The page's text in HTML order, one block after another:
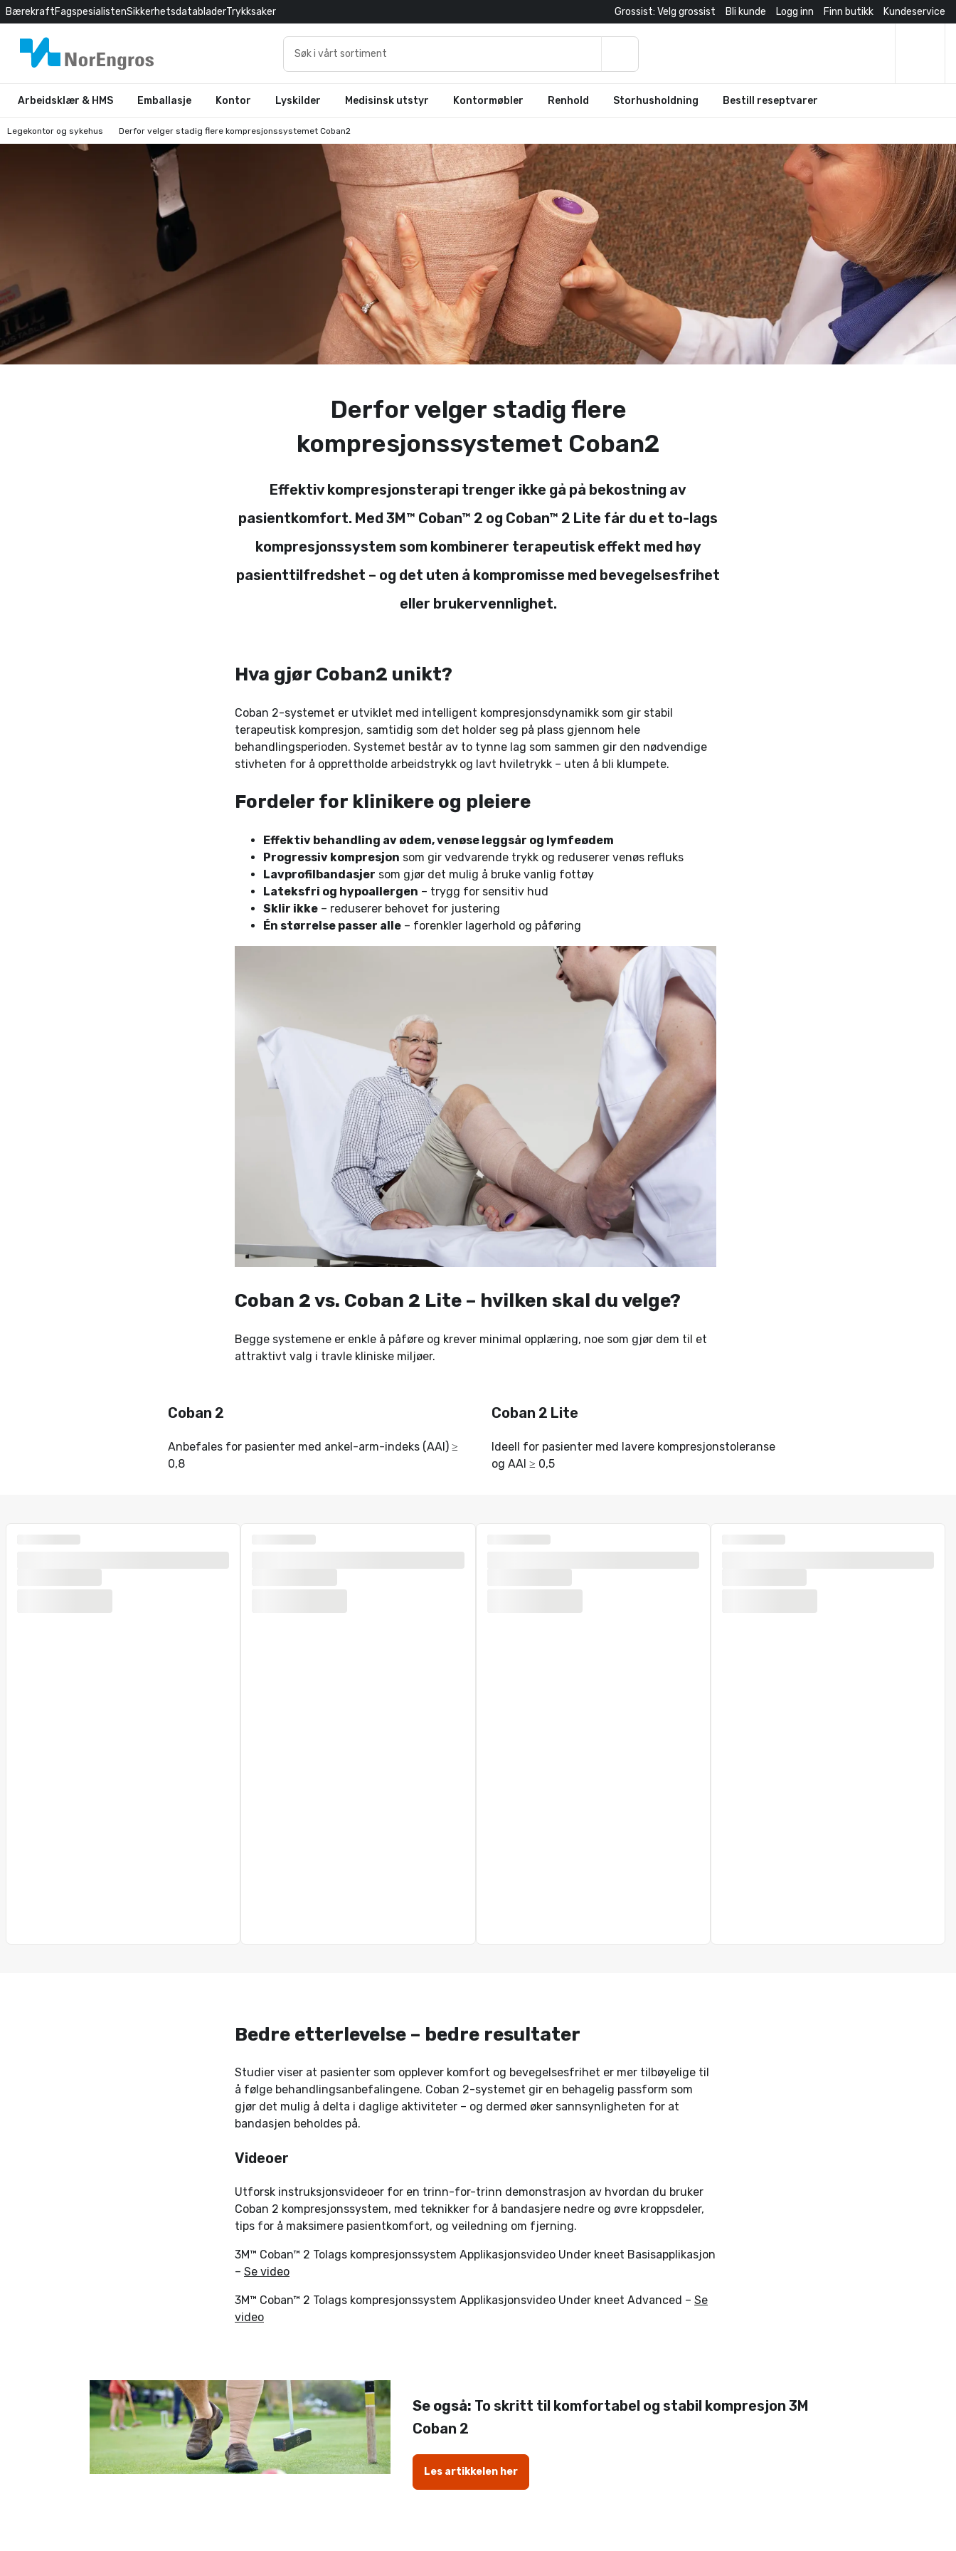
BærekraftFagspesialistenSikkerhetsdatabladerTrykksaker Grossist: Velg grossist Bli kunde Logg inn Finn butikk Kundeservice
Arbeidsklær & HMS Emballasje Kontor Lyskilder Medisinsk utstyr Kontormøbler Renhold Storhusholdning Bestill reseptvarer
Legekontor og sykehus Derfor velger stadig flere kompresjonssystemet Coban2
Derfor velger stadig flere
kompresjonssystemet Coban2
Effektiv kompresjonsterapi trenger ikke gå på bekostning av
pasientkomfort. Med 3M™ Coban™ 2 og Coban™ 2 Lite får du et to-lags
kompresjonssystem som kombinerer terapeutisk effekt med høy
pasienttilfredshet – og det uten å kompromisse med bevegelsesfrihet
eller brukervennlighet.
Hva gjør Coban2 unikt?
Coban 2-systemet er utviklet med intelligent kompresjonsdynamikk som gir stabil
terapeutisk kompresjon, samtidig som det holder seg på plass gjennom hele
behandlingsperioden. Systemet består av to tynne lag som sammen gir den nødvendige
stivheten for å opprettholde arbeidstrykk og lavt hviletrykk – uten å bli klumpete.
Fordeler for klinikere og pleiere
Effektiv behandling av ødem, venøse leggsår og lymfeødem
Progressiv kompresjon som gir vedvarende trykk og reduserer venøs refluks
Lavprofilbandasjer som gjør det mulig å bruke vanlig fottøy
Lateksfri og hypoallergen – trygg for sensitiv hud
Sklir ikke – reduserer behovet for justering
Én størrelse passer alle – forenkler lagerhold og påføring
Coban 2 vs. Coban 2 Lite – hvilken skal du velge?
Begge systemene er enkle å påføre og krever minimal opplæring, noe som gjør dem til et
attraktivt valg i travle kliniske miljøer.
Coban 2
Anbefales for pasienter med ankel-arm-indeks (AAI) ≥
0,8
Coban 2 Lite
Ideell for pasienter med lavere kompresjonstoleranse
og AAI ≥ 0,5
Bedre etterlevelse – bedre resultater
Studier viser at pasienter som opplever komfort og bevegelsesfrihet er mer tilbøyelige til
å følge behandlingsanbefalingene. Coban 2-systemet gir en behagelig passform som
gjør det mulig å delta i daglige aktiviteter – og dermed øker sannsynligheten for at
bandasjen beholdes på.
Videoer
Utforsk instruksjonsvideoer for en trinn-for-trinn demonstrasjon av hvordan du bruker
Coban 2 kompresjonssystem, med teknikker for å bandasjere nedre og øvre kroppsdeler,
tips for å maksimere pasientkomfort, og veiledning om fjerning.
3M™ Coban™ 2 Tolags kompresjonssystem Applikasjonsvideo Under kneet Basisapplikasjon
– Se video
3M™ Coban™ 2 Tolags kompresjonssystem Applikasjonsvideo Under kneet Advanced – Se
video
Se også: To skritt til komfortabel og stabil kompresjon 3M
Coban 2
Les artikkelen her